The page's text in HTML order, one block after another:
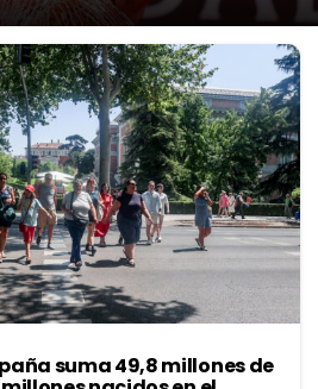
suma 49,8 millones de